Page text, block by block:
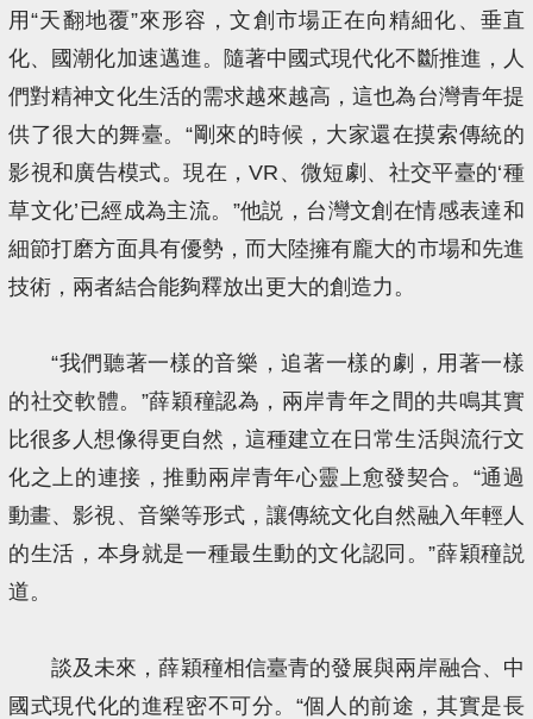
用“天翻地覆”來形容，文創市場正在向精細化、垂直
化、國潮化加速邁進。隨著中國式現代化不斷推進，人
們對精神文化生活的需求越來越高，這也為台灣青年提
供了很大的舞臺。“剛來的時候，大家還在摸索傳統的
影視和廣告模式。現在，VR、微短劇、社交平臺的‘種
草文化’已經成為主流。”他説，台灣文創在情感表達和
細節打磨方面具有優勢，而大陸擁有龐大的市場和先進
技術，兩者結合能夠釋放出更大的創造力。
“我們聽著一樣的音樂，追著一樣的劇，用著一樣
的社交軟體。”薛穎穜認為，兩岸青年之間的共鳴其實
比很多人想像得更自然，這種建立在日常生活與流行文
化之上的連接，推動兩岸青年心靈上愈發契合。“通過
動畫、影視、音樂等形式，讓傳統文化自然融入年輕人
的生活，本身就是一種最生動的文化認同。”薛穎穜説
道。
談及未來，薛穎穜相信臺青的發展與兩岸融合、中
國式現代化的進程密不可分。“個人的前途，其實是長